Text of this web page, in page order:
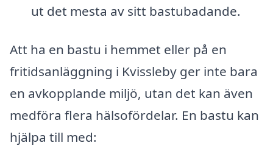
ut det mesta av sitt bastubadande.
Att ha en bastu i hemmet eller på en
fritidsanläggning i Kvissleby ger inte bara
en avkopplande miljö, utan det kan även
medföra flera hälsofördelar. En bastu kan
hjälpa till med: